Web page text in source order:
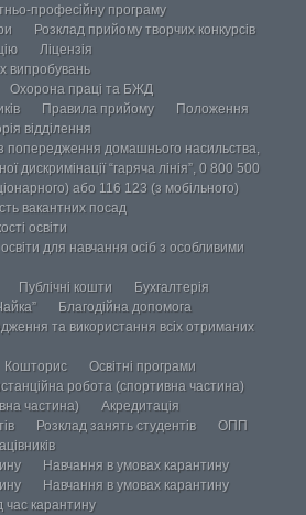
професійну програму
Розклад прийому творчих конкурсів
Ліцензія
випробувань
Охорона праці та БЖД
Правила прийому
Положення
відділення
з попередження домашнього насильства,
дискримінації “гаряча лінія”, 0 800 500
або 116 123 (з мобільного)
вакантних посад
освіти
для навчання осіб з особливими
Публічні кошти
Бухгалтерія
Благодійна допомога
та використання всіх отриманих
Кошторис
Освітні програми
робота (спортивна частина)
частина)
Акредитація
Розклад занять студентів
ОПП
Навчання в умовах карантину
Навчання в умовах карантину
час карантину